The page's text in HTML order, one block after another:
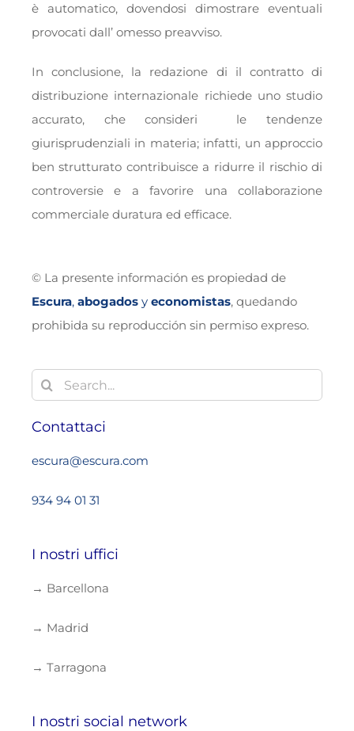
è automatico, dovendosi dimostrare eventuali
provocati dall’ omesso preavviso.
In conclusione, la redazione di il contratto di
distribuzione internazionale richiede uno studio
accurato, che consideri le tendenze
giurisprudenziali in materia; infatti, un approccio
ben strutturato contribuisce a ridurre il rischio di
controversie e a favorire una collaborazione
commerciale duratura ed efficace.
© La presente información es propiedad de
Escura, abogadosy economistas, quedando
prohibida su reproducción sin permiso expreso.
Search
for:
Contattaci
escura@escura.com
934 94 01 31
I nostri uffici
→ Barcellona
→ Madrid
→ Tarragona
I nostri social network